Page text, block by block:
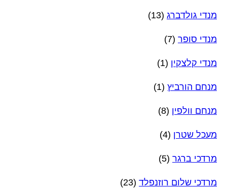
מנדי גולדברג (13)
מנדי סופר (7)
מנדי קלצקין (1)
מנחם הורביץ (1)
מנחם וולפין (8)
מעכל שטרן (4)
מרדכי ברגר (5)
מרדכי שלום רוזנפלד (23)